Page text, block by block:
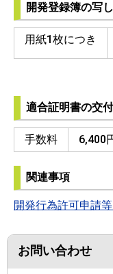
開発登録簿の写
用紙1枚につき
適合証明書の交
手数料 6,400
関連事項
開発行為許可申請
お問い合わせ